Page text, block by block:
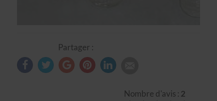
Partager :
Nombre d'avis : 2